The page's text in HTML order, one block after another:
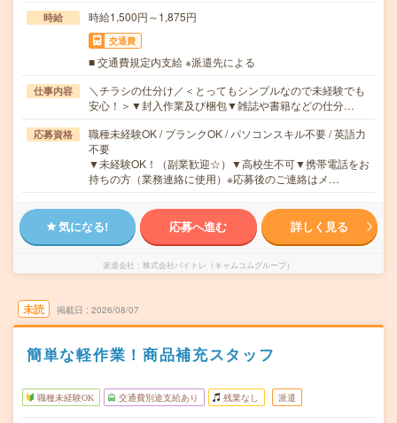
時給 時給1,500円～1,875円
交通費
■ 交通費規定内支給 ※派遣先による
仕事内容
＼チラシの仕分け／＜とってもシンプルなので未経験でも
安心！＞▼封入作業及び梱包▼雑誌や書籍などの仕分…
応募資格
職種未経験OK / ブランクOK / パソコンスキル不要 / 英語力
不要
▼未経験OK！（副業歓迎☆）▼高校生不可▼携帯電話をお
持ちの方（業務連絡に使用）※応募後のご連絡はメ…
気になる! 応募へ進む 詳しく見る
派遣会社 株式会社バイトレ（キャムコムグループ）
未読 掲載日 2026/08/07
簡単な軽作業！商品補充スタッフ
職種未経験OK 交通費別途支給あり 残業なし 派遣